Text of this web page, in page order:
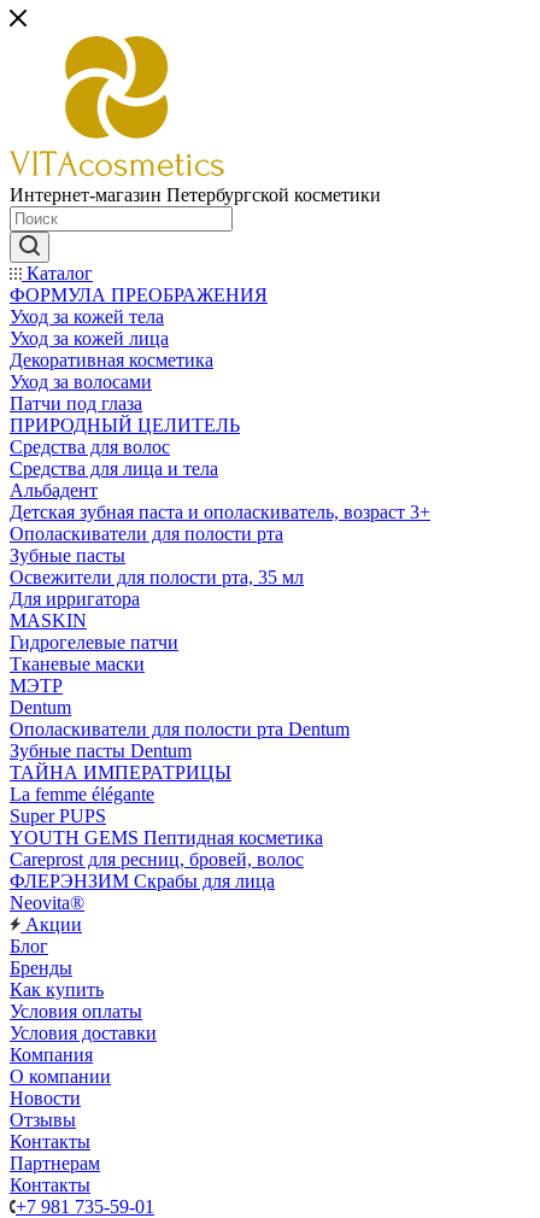
Интернет-магазин Петербургской косметики
Каталог
ФОРМУЛА ПРЕОБРАЖЕНИЯ
Уход за кожей тела
Уход за кожей лица
Декоративная косметика
Уход за волосами
Патчи под глаза
ПРИРОДНЫЙ ЦЕЛИТЕЛЬ
Средства для волос
Средства для лица и тела
Альбадент
Детская зубная паста и ополаскиватель, возраст 3+
Ополаскиватели для полости рта
Зубные пасты
Освежители для полости рта, 35 мл
Для ирригатора
MASKIN
Гидрогелевые патчи
Тканевые маски
МЭТР
Dentum
Ополаскиватели для полости рта Dentum
Зубные пасты Dentum
ТАЙНА ИМПЕРАТРИЦЫ
La femme élégante
Super PUPS
YOUTH GEMS Пептидная косметика
Careprost для ресниц, бровей, волос
ФЛЕРЭНЗИМ Скрабы для лица
Neovita®
Акции
Блог
Бренды
Как купить
Условия оплаты
Условия доставки
Компания
О компании
Новости
Отзывы
Контакты
Партнерам
Контакты
+7 981 735-59-01